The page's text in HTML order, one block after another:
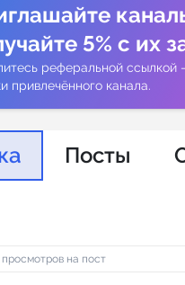
5% с их
реферальной ссылкой
привлечённого канала.
Посты
на пост